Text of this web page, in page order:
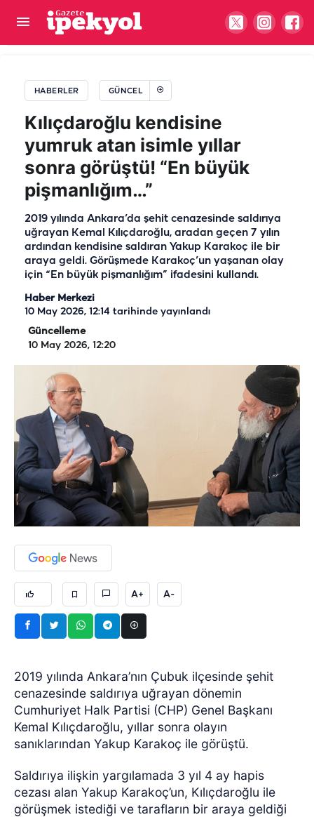
HABERLER GÜNCEL
Kılıçdaroğlu kendisine
yumruk atan isimle yıllar
sonra görüştü! “En büyük
pişmanlığım…”
2019 yılında Ankara’da şehit cenazesinde saldırıya
uğrayan Kemal Kılıçdaroğlu, aradan geçen 7 yılın
ardından kendisine saldıran Yakup Karakoç ile bir
araya geldi. Görüşmede Karakoç’un yaşanan olay
için “En büyük pişmanlığım” ifadesini kullandı.
Haber Merkezi
10 May 2026, 12:14 tarihinde yayınlandı
Güncelleme
10 May 2026, 12:20
A+ A-
2019 yılında Ankara’nın Çubuk ilçesinde şehit
cenazesinde saldırıya uğrayan dönemin
Cumhuriyet Halk Partisi (CHP) Genel Başkanı
Kemal Kılıçdaroğlu, yıllar sonra olayın
sanıklarından Yakup Karakoç ile görüştü.
Saldırıya ilişkin yargılamada 3 yıl 4 ay hapis
cezası alan Yakup Karakoç’un, Kılıçdaroğlu ile
görüşmek istediği ve tarafların bir araya geldiği
Şanlıurfa’da MHP ilçe kongresinde gerginlik: Polis